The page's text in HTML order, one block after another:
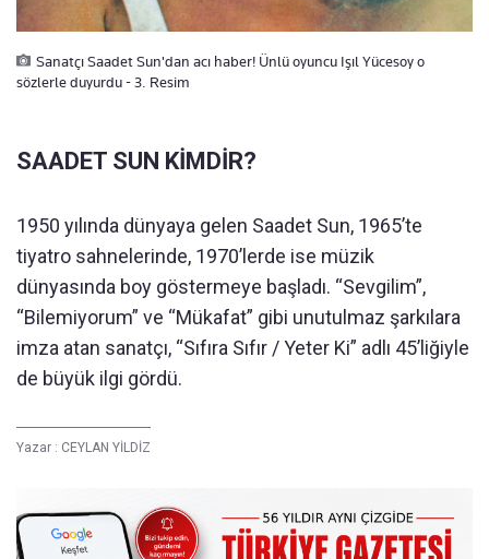
Sanatçı Saadet Sun'dan acı haber! Ünlü oyuncu Işıl Yücesoy o
sözlerle duyurdu - 3. Resim
SAADET SUN KİMDİR?
1950 yılında dünyaya gelen Saadet Sun, 1965’te
tiyatro sahnelerinde, 1970’lerde ise müzik
dünyasında boy göstermeye başladı. “Sevgilim”,
“Bilemiyorum” ve “Mükafat” gibi unutulmaz şarkılara
imza atan sanatçı, “Sıfıra Sıfır / Yeter Ki” adlı 45’liğiyle
de büyük ilgi gördü.
Yazar : CEYLAN YİLDİZ